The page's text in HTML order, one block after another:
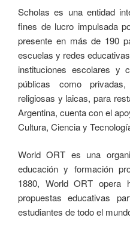
Scholas es una entidad
fines de lucro impulsada
presente en más de 190
escuelas y redes
instituciones escolares y
públicas como
religiosas y laicas, para
Argentina, cuenta con el
Cultura, Ciencia y
World ORT es una
educación y formación
1880, World ORT
propuestas educativas
estudiantes de todo el